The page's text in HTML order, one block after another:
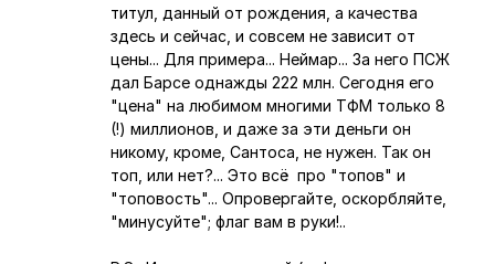
титул, данный от рождения, а качества
здесь и сейчас, и совсем не зависит от
цены... Для примера... Неймар... За него ПСЖ
дал Барсе однажды 222 млн. Сегодня его
"цена" на любимом многими ТФМ только 8
(!) миллионов, и даже за эти деньги он
никому, кроме, Сантоса, не нужен. Так он
топ, или нет?... Это всё про "топов" и
"топовость"... Опровергайте, оскорбляйте,
"минусуйте"; флаг вам в руки!..